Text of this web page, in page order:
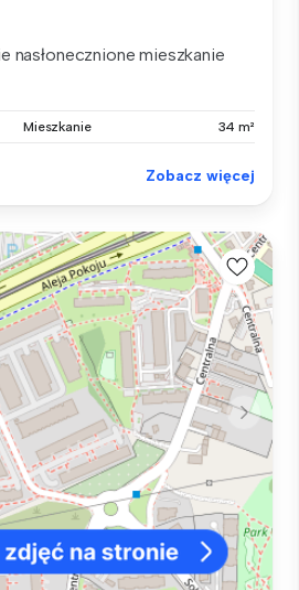
nasłonecznione mieszkanie
Mieszkanie 34 m²
Zobacz więcej